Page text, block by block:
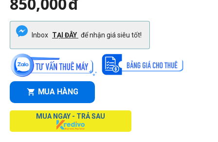
Inbox TẠI ĐÂY để nhận giá siêu tốt!
MUA HÀNG
MUA NGAY - TRẢ SAU